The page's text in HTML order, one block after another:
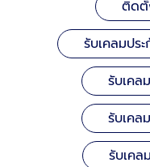
ติดตั้
รับเคลมปร
รับเคล
รับเคล
รับเคล